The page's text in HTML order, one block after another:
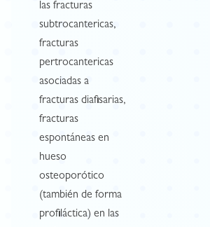
las fracturas
subtrocantericas,
fracturas
pertrocantericas
asociadas a
fracturas diafisarias,
fracturas
espontáneas en
hueso
osteoporótico
(también de forma
profiláctica) en las